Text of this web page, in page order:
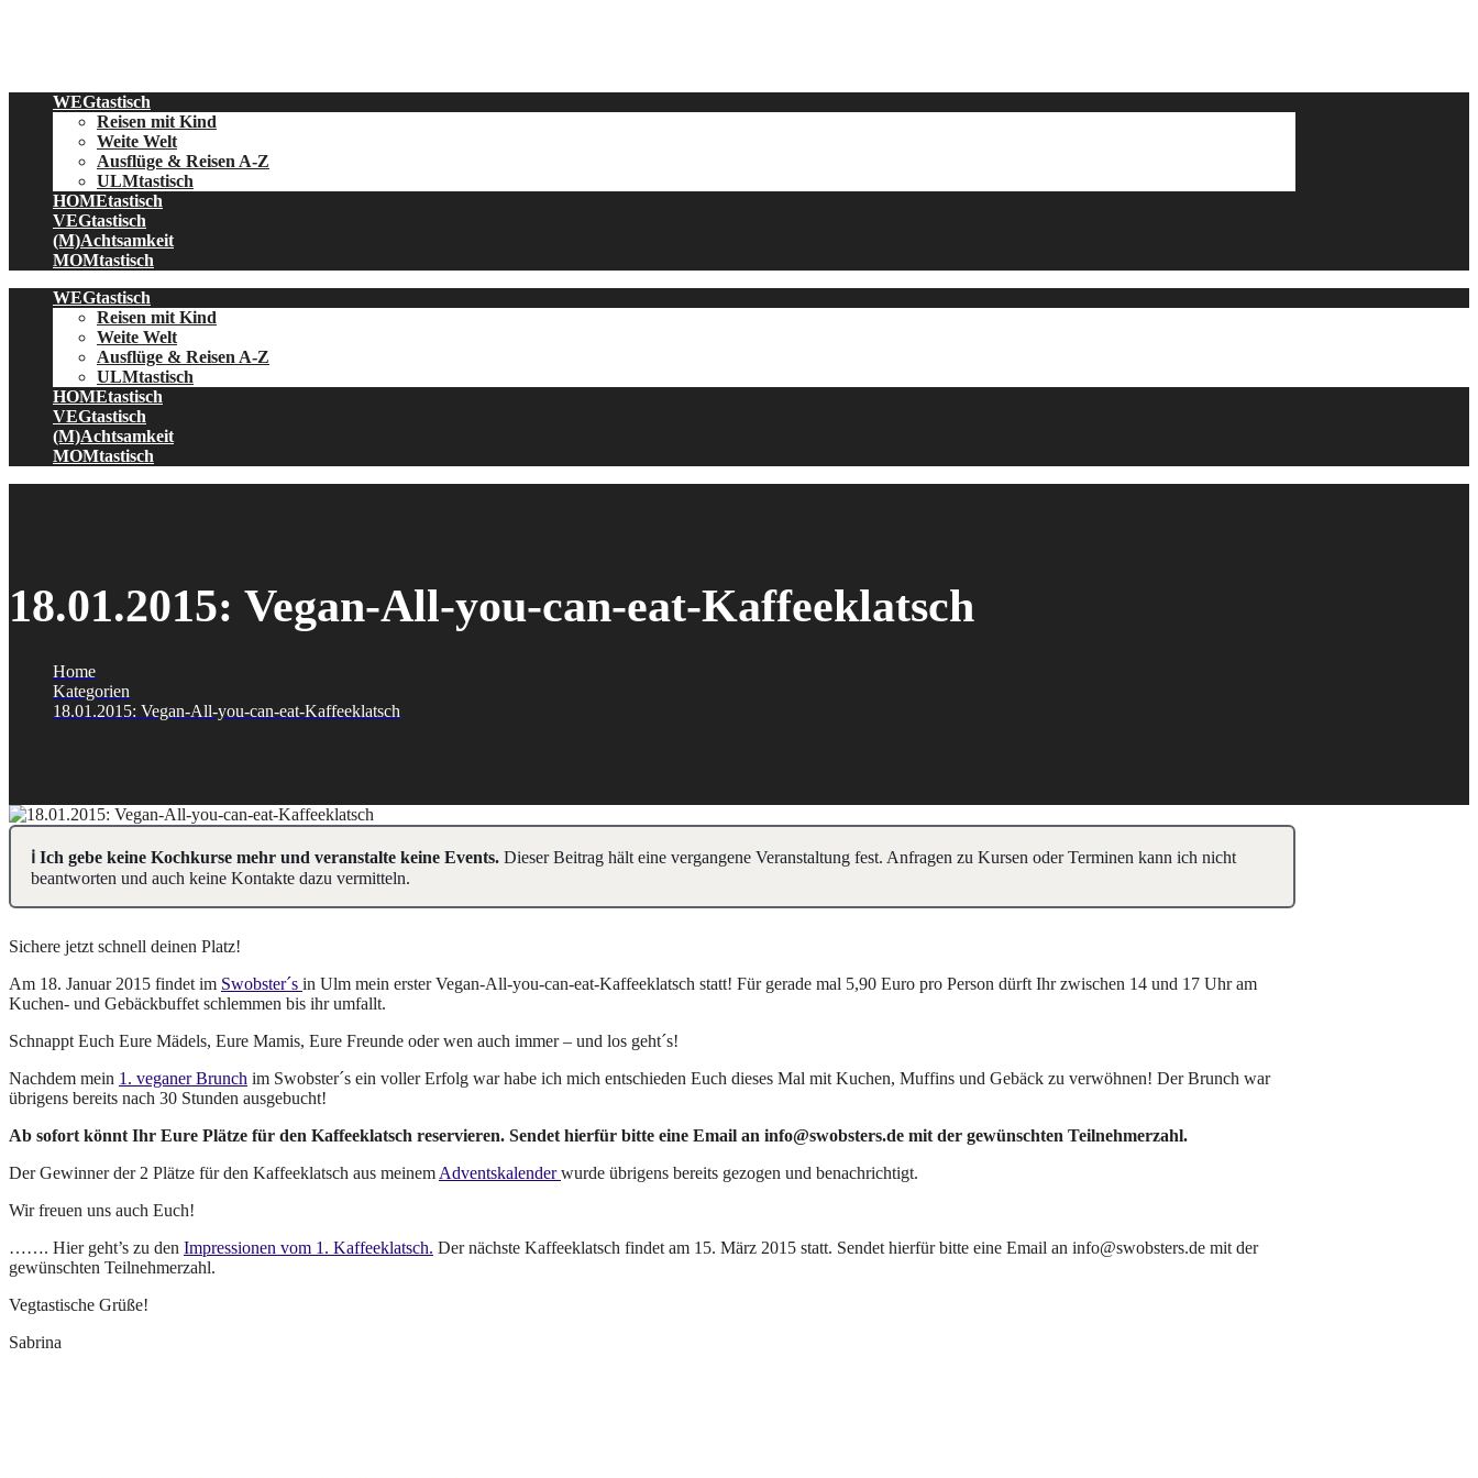
WEGtastisch
Reisen mit Kind
Weite Welt
Ausflüge & Reisen A-Z
ULMtastisch
HOMEtastisch
VEGtastisch
(M)Achtsamkeit
MOMtastisch
WEGtastisch
Reisen mit Kind
Weite Welt
Ausflüge & Reisen A-Z
ULMtastisch
HOMEtastisch
VEGtastisch
(M)Achtsamkeit
MOMtastisch
18.01.2015: Vegan-All-you-can-eat-Kaffeeklatsch
Home
Kategorien
18.01.2015: Vegan-All-you-can-eat-Kaffeeklatsch
ℹ️ Ich gebe keine Kochkurse mehr und veranstalte keine Events. Dieser Beitrag hält eine vergangene Veranstaltung fest. Anfragen zu Kursen oder Terminen kann ich nicht
beantworten und auch keine Kontakte dazu vermitteln.
Sichere jetzt schnell deinen Platz!
Am 18. Januar 2015 findet im Swobster´s in Ulm mein erster Vegan-All-you-can-eat-Kaffeeklatsch statt! Für gerade mal 5,90 Euro pro Person dürft Ihr zwischen 14 und 17 Uhr am
Kuchen- und Gebäckbuffet schlemmen bis ihr umfallt.
Schnappt Euch Eure Mädels, Eure Mamis, Eure Freunde oder wen auch immer – und los geht´s!
Nachdem mein 1. veganer Brunch im Swobster´s ein voller Erfolg war habe ich mich entschieden Euch dieses Mal mit Kuchen, Muffins und Gebäck zu verwöhnen! Der Brunch war
übrigens bereits nach 30 Stunden ausgebucht!
Ab sofort könnt Ihr Eure Plätze für den Kaffeeklatsch reservieren. Sendet hierfür bitte eine Email an info@swobsters.de mit der gewünschten Teilnehmerzahl.
Der Gewinner der 2 Plätze für den Kaffeeklatsch aus meinem Adventskalenderwurde übrigens bereits gezogen und benachrichtigt.
Wir freuen uns auch Euch!
……. Hier geht’s zu den Impressionen vom 1. Kaffeeklatsch. Der nächste Kaffeeklatsch findet am 15. März 2015 statt. Sendet hierfür bitte eine Email an info@swobsters.de mit der
gewünschten Teilnehmerzahl.
Vegtastische Grüße!
Sabrina